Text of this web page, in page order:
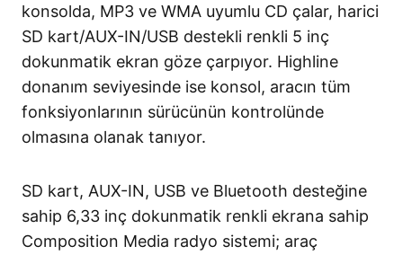
konsolda, MP3 ve WMA uyumlu CD çalar, harici
SD kart/AUX-IN/USB destekli renkli 5 inç
dokunmatik ekran göze çarpıyor. Highline
donanım seviyesinde ise konsol, aracın tüm
fonksiyonlarının sürücünün kontrolünde
olmasına olanak tanıyor.
SD kart, AUX-IN, USB ve Bluetooth desteğine
sahip 6,33 inç dokunmatik renkli ekrana sahip
Composition Media radyo sistemi; araç